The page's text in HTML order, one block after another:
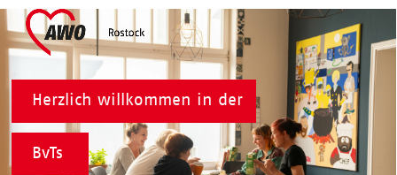
Skip
to
content
Open
mobile
menu
Close
mobile
menu
Herzlich willkommen in der
BvTs